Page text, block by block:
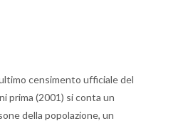
censimento ufficiale del
prima (2001) si conta un
della popolazione, un